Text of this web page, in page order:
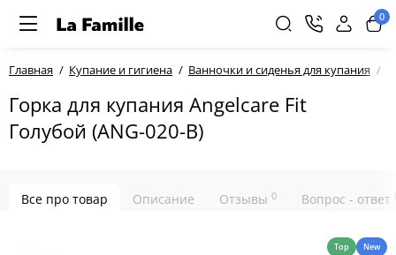
0
Главная Купание и гигиена Ванночки и сиденья для купания
Горка для купания Angelcare Fit
Голубой (ANG-020-B)
Все про товар Описание Отзывы 0 Вопрос - ответ
Top New